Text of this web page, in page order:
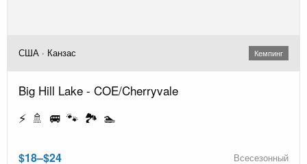
США · Канзас Кемпинг
Big Hill Lake - COE/Cherryvale
⚡ 🚿 🚐 🐾 🏞️ 🏊
$18–$24 Всесезонный